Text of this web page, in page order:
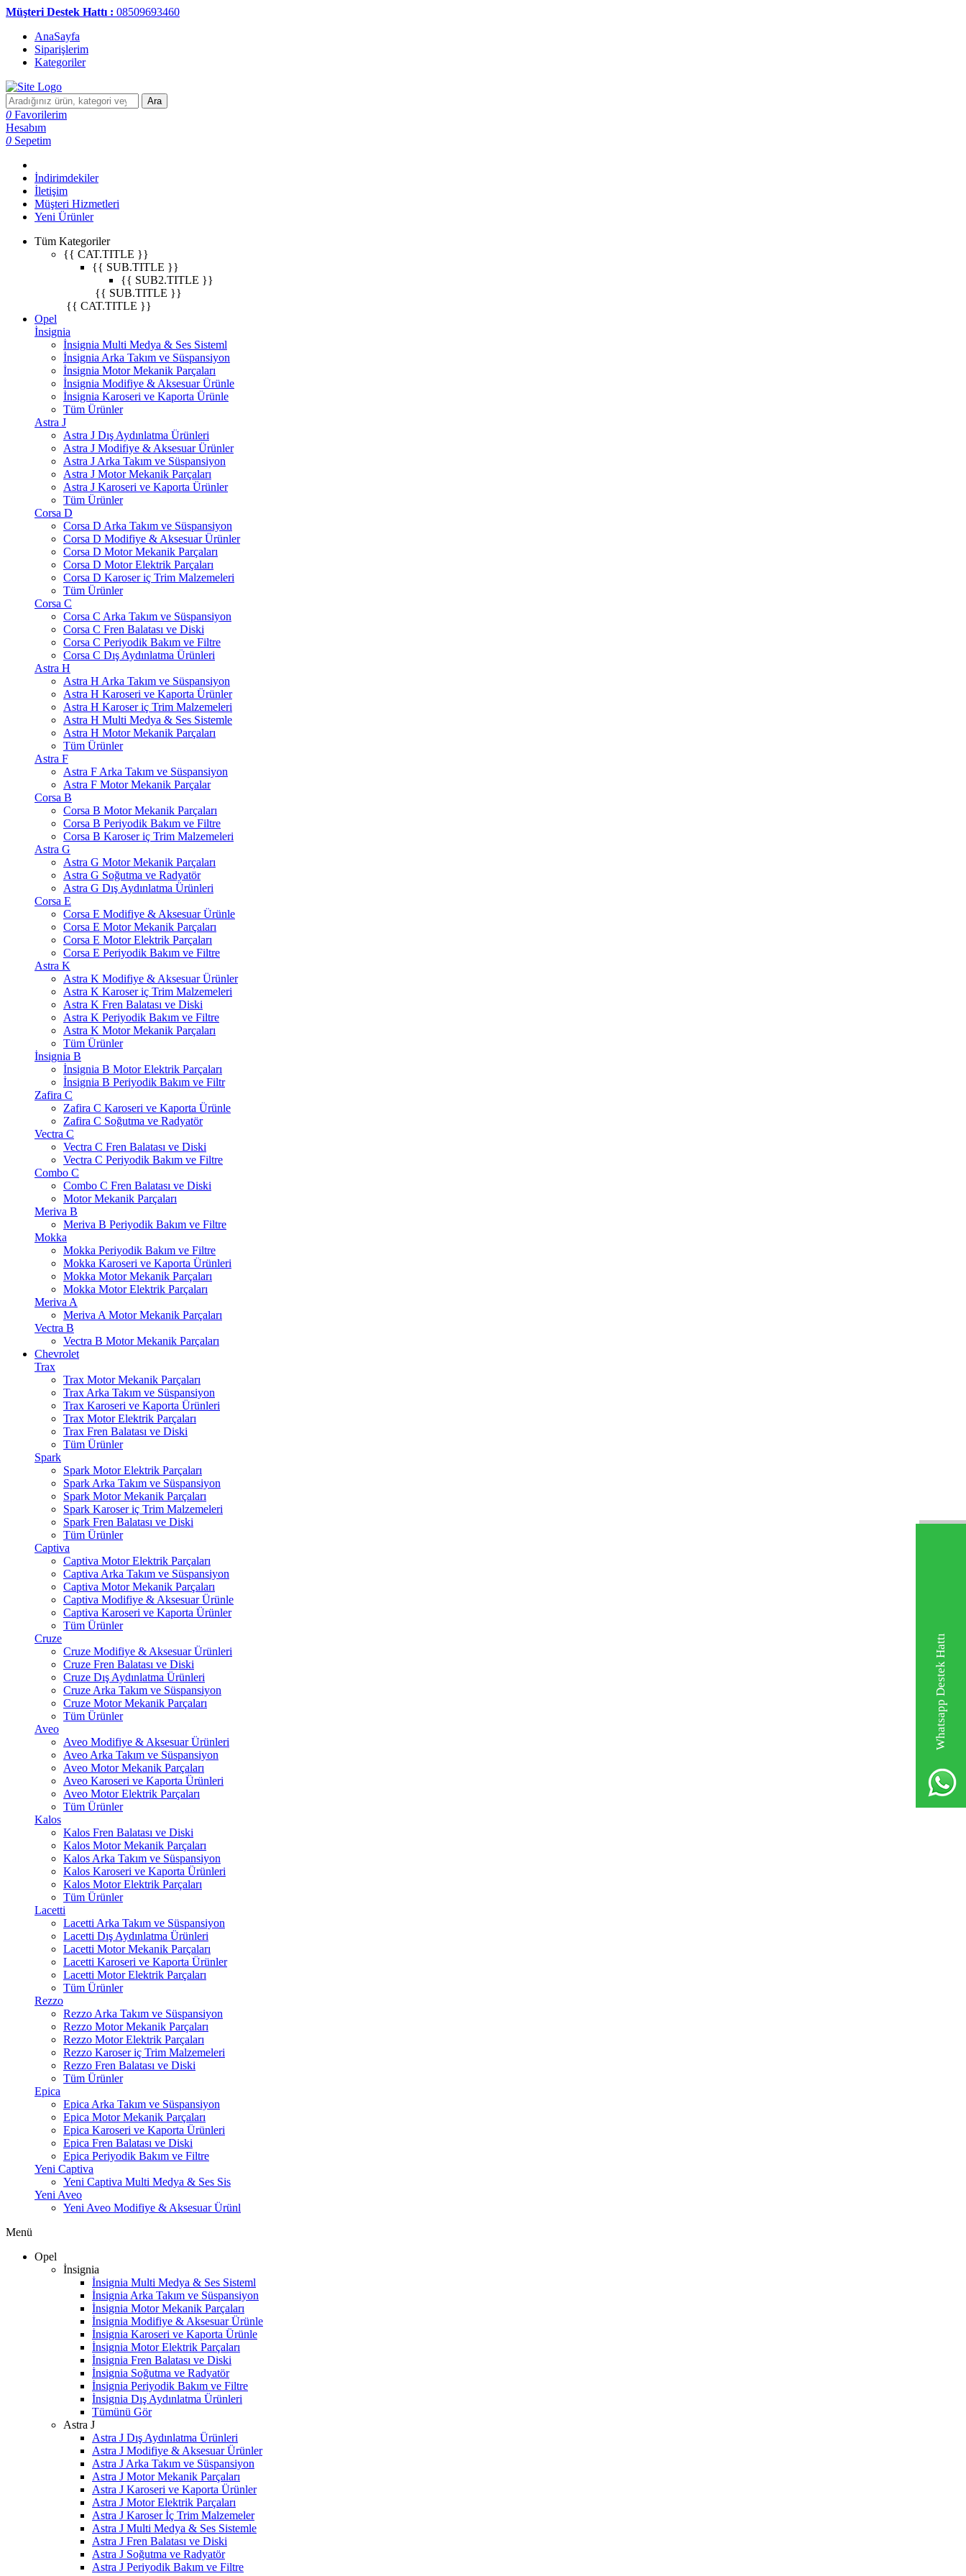
Whatsapp Destek Hattı
Müşteri Destek Hattı : 08509693460
AnaSayfa
Siparişlerim
Kategoriler
Ara
0 Favorilerim
Hesabım
0 Sepetim
İndirimdekiler
İletişim
Müşteri Hizmetleri
Yeni Ürünler
Tüm Kategoriler
{{ CAT.TITLE }}
{{ SUB.TITLE }}
{{ SUB2.TITLE }}
{{ SUB.TITLE }}
{{ CAT.TITLE }}
Opel
İnsignia
İnsignia Multi Medya & Ses Sisteml
İnsignia Arka Takım ve Süspansiyon
İnsignia Motor Mekanik Parçaları
İnsignia Modifiye & Aksesuar Ürünle
İnsignia Karoseri ve Kaporta Ürünle
Tüm Ürünler
Astra J
Astra J Dış Aydınlatma Ürünleri
Astra J Modifiye & Aksesuar Ürünler
Astra J Arka Takım ve Süspansiyon
Astra J Motor Mekanik Parçaları
Astra J Karoseri ve Kaporta Ürünler
Tüm Ürünler
Corsa D
Corsa D Arka Takım ve Süspansiyon
Corsa D Modifiye & Aksesuar Ürünler
Corsa D Motor Mekanik Parçaları
Corsa D Motor Elektrik Parçaları
Corsa D Karoser iç Trim Malzemeleri
Tüm Ürünler
Corsa C
Corsa C Arka Takım ve Süspansiyon
Corsa C Fren Balatası ve Diski
Corsa C Periyodik Bakım ve Filtre
Corsa C Dış Aydınlatma Ürünleri
Astra H
Astra H Arka Takım ve Süspansiyon
Astra H Karoseri ve Kaporta Ürünler
Astra H Karoser iç Trim Malzemeleri
Astra H Multi Medya & Ses Sistemle
Astra H Motor Mekanik Parçaları
Tüm Ürünler
Astra F
Astra F Arka Takım ve Süspansiyon
Astra F Motor Mekanik Parçalar
Corsa B
Corsa B Motor Mekanik Parçaları
Corsa B Periyodik Bakım ve Filtre
Corsa B Karoser iç Trim Malzemeleri
Astra G
Astra G Motor Mekanik Parçaları
Astra G Soğutma ve Radyatör
Astra G Dış Aydınlatma Ürünleri
Corsa E
Corsa E Modifiye & Aksesuar Ürünle
Corsa E Motor Mekanik Parçaları
Corsa E Motor Elektrik Parçaları
Corsa E Periyodik Bakım ve Filtre
Astra K
Astra K Modifiye & Aksesuar Ürünler
Astra K Karoser iç Trim Malzemeleri
Astra K Fren Balatası ve Diski
Astra K Periyodik Bakım ve Filtre
Astra K Motor Mekanik Parçaları
Tüm Ürünler
İnsignia B
İnsignia B Motor Elektrik Parçaları
İnsignia B Periyodik Bakım ve Filtr
Zafira C
Zafira C Karoseri ve Kaporta Ürünle
Zafira C Soğutma ve Radyatör
Vectra C
Vectra C Fren Balatası ve Diski
Vectra C Periyodik Bakım ve Filtre
Combo C
Combo C Fren Balatası ve Diski
Motor Mekanik Parçaları
Meriva B
Meriva B Periyodik Bakım ve Filtre
Mokka
Mokka Periyodik Bakım ve Filtre
Mokka Karoseri ve Kaporta Ürünleri
Mokka Motor Mekanik Parçaları
Mokka Motor Elektrik Parçaları
Meriva A
Meriva A Motor Mekanik Parçaları
Vectra B
Vectra B Motor Mekanik Parçaları
Chevrolet
Trax
Trax Motor Mekanik Parçaları
Trax Arka Takım ve Süspansiyon
Trax Karoseri ve Kaporta Ürünleri
Trax Motor Elektrik Parçaları
Trax Fren Balatası ve Diski
Tüm Ürünler
Spark
Spark Motor Elektrik Parçaları
Spark Arka Takım ve Süspansiyon
Spark Motor Mekanik Parçaları
Spark Karoser iç Trim Malzemeleri
Spark Fren Balatası ve Diski
Tüm Ürünler
Captiva
Captiva Motor Elektrik Parçaları
Captiva Arka Takım ve Süspansiyon
Captiva Motor Mekanik Parçaları
Captiva Modifiye & Aksesuar Ürünle
Captiva Karoseri ve Kaporta Ürünler
Tüm Ürünler
Cruze
Cruze Modifiye & Aksesuar Ürünleri
Cruze Fren Balatası ve Diski
Cruze Dış Aydınlatma Ürünleri
Cruze Arka Takım ve Süspansiyon
Cruze Motor Mekanik Parçaları
Tüm Ürünler
Aveo
Aveo Modifiye & Aksesuar Ürünleri
Aveo Arka Takım ve Süspansiyon
Aveo Motor Mekanik Parçaları
Aveo Karoseri ve Kaporta Ürünleri
Aveo Motor Elektrik Parçaları
Tüm Ürünler
Kalos
Kalos Fren Balatası ve Diski
Kalos Motor Mekanik Parçaları
Kalos Arka Takım ve Süspansiyon
Kalos Karoseri ve Kaporta Ürünleri
Kalos Motor Elektrik Parçaları
Tüm Ürünler
Lacetti
Lacetti Arka Takım ve Süspansiyon
Lacetti Dış Aydınlatma Ürünleri
Lacetti Motor Mekanik Parçaları
Lacetti Karoseri ve Kaporta Ürünler
Lacetti Motor Elektrik Parçaları
Tüm Ürünler
Rezzo
Rezzo Arka Takım ve Süspansiyon
Rezzo Motor Mekanik Parçaları
Rezzo Motor Elektrik Parçaları
Rezzo Karoser iç Trim Malzemeleri
Rezzo Fren Balatası ve Diski
Tüm Ürünler
Epica
Epica Arka Takım ve Süspansiyon
Epica Motor Mekanik Parçaları
Epica Karoseri ve Kaporta Ürünleri
Epica Fren Balatası ve Diski
Epica Periyodik Bakım ve Filtre
Yeni Captiva
Yeni Captiva Multi Medya & Ses Sis
Yeni Aveo
Yeni Aveo Modifiye & Aksesuar Ürünl
Menü
Opel
İnsignia
İnsignia Multi Medya & Ses Sisteml
İnsignia Arka Takım ve Süspansiyon
İnsignia Motor Mekanik Parçaları
İnsignia Modifiye & Aksesuar Ürünle
İnsignia Karoseri ve Kaporta Ürünle
İnsignia Motor Elektrik Parçaları
İnsignia Fren Balatası ve Diski
İnsignia Soğutma ve Radyatör
İnsignia Periyodik Bakım ve Filtre
İnsignia Dış Aydınlatma Ürünleri
Tümünü Gör
Astra J
Astra J Dış Aydınlatma Ürünleri
Astra J Modifiye & Aksesuar Ürünler
Astra J Arka Takım ve Süspansiyon
Astra J Motor Mekanik Parçaları
Astra J Karoseri ve Kaporta Ürünler
Astra J Motor Elektrik Parçaları
Astra J Karoser İç Trim Malzemeler
Astra J Multi Medya & Ses Sistemle
Astra J Fren Balatası ve Diski
Astra J Soğutma ve Radyatör
Astra J Periyodik Bakım ve Filtre